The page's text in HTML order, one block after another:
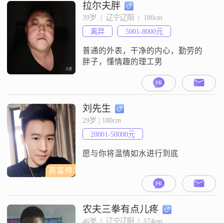
拉尔夫胖
39岁  |  辽宁辽阳  |  180cm
离异
5001-8000元
普通的外表，干净的内心，勤劳的
胖子，懂情趣的理工男
高富帅
刘先生
29岁 | 180cm
20001-50000元
愿与你将温情如水进行到底
农夫三拳有点儿疼
46岁  |  辽宁辽阳  |  174cm